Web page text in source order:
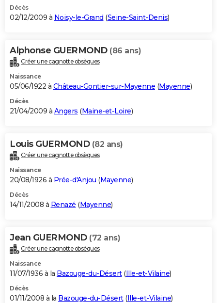
Décès
02/12/2009 à Noisy-le-Grand (Seine-Saint-Denis)
Alphonse GUERMOND (86 ans)
Créer une cagnotte obsèques
Naissance
05/06/1922 à Château-Gontier-sur-Mayenne (Mayenne)
Décès
21/04/2009 à Angers (Maine-et-Loire)
Louis GUERMOND (82 ans)
Créer une cagnotte obsèques
Naissance
20/08/1926 à Prée-d'Anjou (Mayenne)
Décès
14/11/2008 à Renazé (Mayenne)
Jean GUERMOND (72 ans)
Créer une cagnotte obsèques
Naissance
11/07/1936 à la Bazouge-du-Désert(Ille-et-Vilaine)
Décès
01/11/2008 à la Bazouge-du-Désert(Ille-et-Vilaine)